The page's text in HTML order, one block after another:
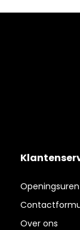
Openingsuren
Over ons